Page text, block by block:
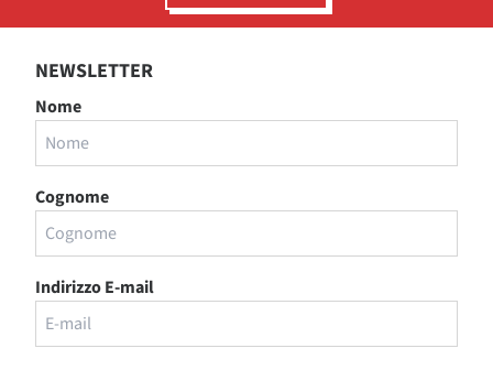
NEWSLETTER
Nome
Cognome
Indirizzo E-mail